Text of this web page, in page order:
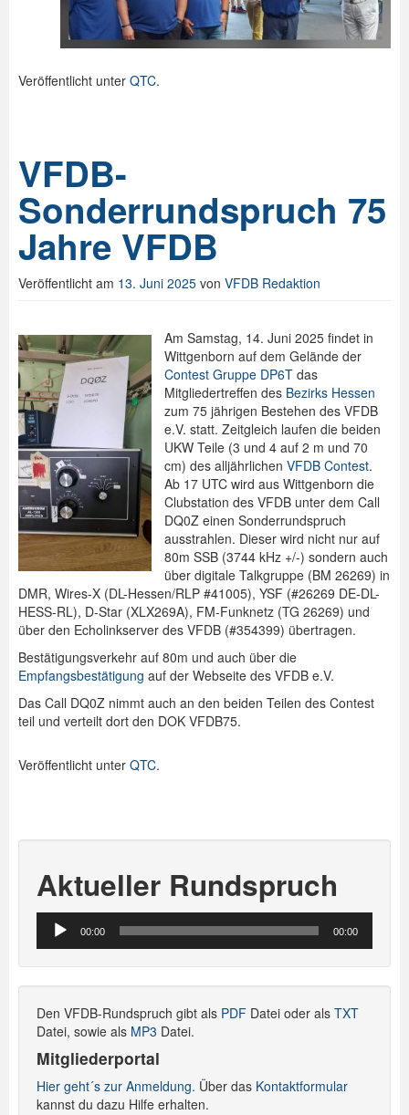
Veröffentlicht unter QTC.
VFDB-
Sonderrundspruch 75
Jahre VFDB
Veröffentlicht am 13. Juni 2025 von VFDB Redaktion
Am Samstag, 14. Juni 2025 findet in
Wittgenborn auf dem Gelände der
Contest Gruppe DP6T das
Mitgliedertreffen des Bezirks Hessen
zum 75 jährigen Bestehen des VFDB
e.V. statt. Zeitgleich laufen die beiden
UKW Teile (3 und 4 auf 2 m und 70
cm) des alljährlichen VFDB Contest.
Ab 17 UTC wird aus Wittgenborn die
Clubstation des VFDB unter dem Call
DQ0Z einen Sonderrundspruch
ausstrahlen. Dieser wird nicht nur auf
80m SSB (3744 kHz +/-) sondern auch
über digitale Talkgruppe (BM 26269) in
DMR, Wires-X (DL-Hessen/RLP #41005), YSF (#26269 DE-DL-
HESS-RL), D-Star (XLX269A), FM-Funknetz (TG 26269) und
über den Echolinkserver des VFDB (#354399) übertragen.
Bestätigungsverkehr auf 80m und auch über die
Empfangsbestätigung auf der Webseite des VFDB e.V.
Das Call DQ0Z nimmt auch an den beiden Teilen des Contest
teil und verteilt dort den DOK VFDB75.
Veröffentlicht unter QTC.
Aktueller Rundspruch
Audio-
Player
00:00 00:00
Den VFDB-Rundspruch gibt als PDF Datei oder als TXT
Datei, sowie als MP3 Datei.
Mitgliederportal
Hier geht´s zur Anmeldung. Über das Kontaktformular
kannst du dazu Hilfe erhalten.